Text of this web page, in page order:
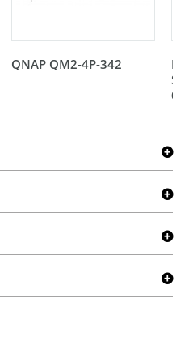
QNAP QM2-4P-342